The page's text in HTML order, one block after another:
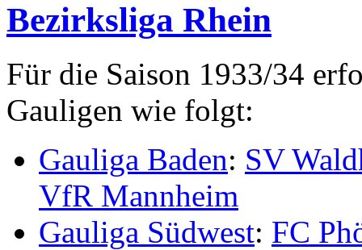
Bezirksliga Rhein
Für die Saison 1933/34
Gauligen wie folgt:
Gauliga Baden: SV
VfR Mannheim
Gauliga Südwest: FC